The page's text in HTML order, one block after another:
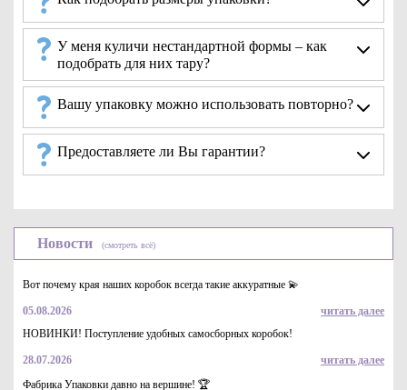
Почему выбирают белую упаковку для куличей?
Упаковка белого цвета сразу выделяется на прилавке
магазина, ее замечают потенциальные покупатели,
изготавливается по стандартам качества, ее производят
из плотного пищевого картона, который может
контактировать с продуктами питания. В ней можно
хранить продукцию длительное время и доставлять
заказчикам.
Коробки для куличей выбирают благодаря следующим
преимуществам:
защита содержимого от повреждений при хранении и
доставке;
У меня куличи нестандартной формы – как
подобрать для них тару?
Вашу упаковку можно использовать повторно?
Предоставляете ли Вы гарантии?
Новости (смотреть всё)
Вот почему края наших коробок всегда такие аккуратные 💫
05.08.2026
читать далее
НОВИНКИ! Поступление удобных самосборных коробок!
28.07.2026
читать далее
Фабрика Упаковки давно на вершине! 🏆